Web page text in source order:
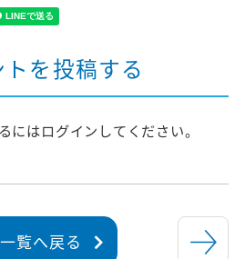
トを投稿する
にはログイン してください。
一覧へ戻る